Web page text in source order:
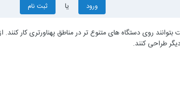
ورود یا ثبت نام
روی دستگاه های متنوع تر در مناطق پهناورتری کار
طراحی کنند.